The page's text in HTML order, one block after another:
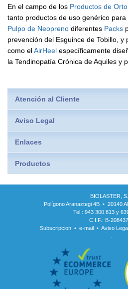
En el campo de los Productos de
tanto productos de uso genérico
Pulpo de Neopreno diferentes Packs
prevención del Esguince de Tobillo,
como elAirHeel específicamente
la Tendinopatía Crónica de Aquiles y
Atención al Cliente
Aviso Legal
Enlaces
Productos
BIOLASTER,
Polígono Aranaztegi 4B • 20140
Tel.: 943 300 813 y
C.I.F.: B-
Subscripcion • e-mail • Aviso Legal
.